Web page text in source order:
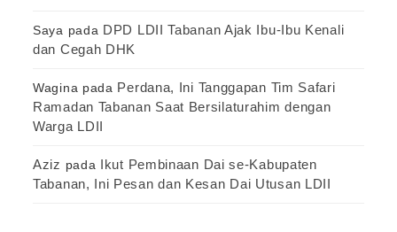
Saya pada DPD LDII Tabanan Ajak Ibu-Ibu Kenali
dan Cegah DHK
Wagina pada Perdana, Ini Tanggapan Tim Safari
Ramadan Tabanan Saat Bersilaturahim dengan
Warga LDII
Aziz pada Ikut Pembinaan Dai se-Kabupaten
Tabanan, Ini Pesan dan Kesan Dai Utusan LDII